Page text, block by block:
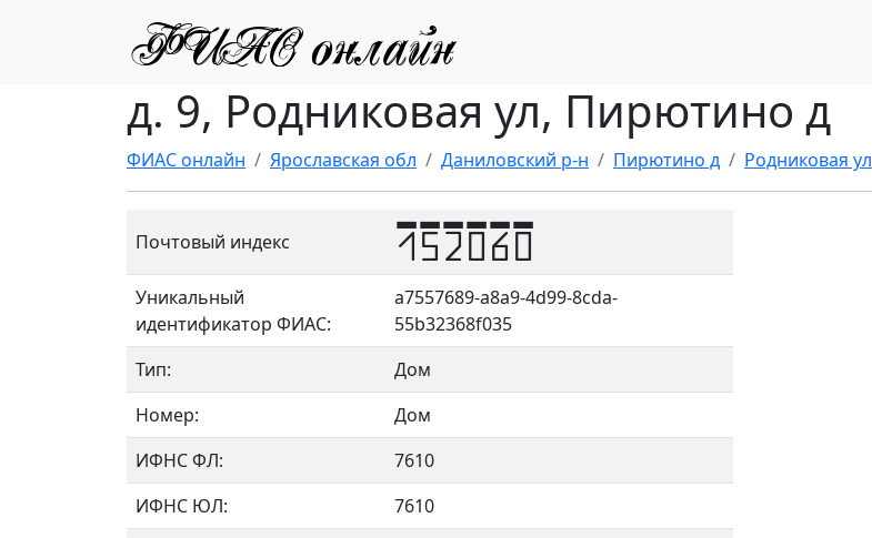
д. 9, Родниковая ул, Пирютино д
ФИАС онлайн Ярославская обл Даниловский р-н Пирютино д Родниковая ул
Почтовый индекс 152060
Уникальный
идентификатор ФИАС:
a7557689-a8a9-4d99-8cda-
55b32368f035
Тип:
Дом
Номер:
Дом
ИФНС ФЛ:
7610
ИФНС ЮЛ:
7610